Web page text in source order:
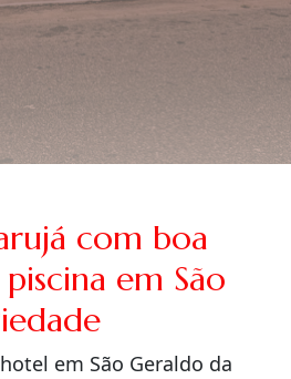
com boa
em São
em São Geraldo da